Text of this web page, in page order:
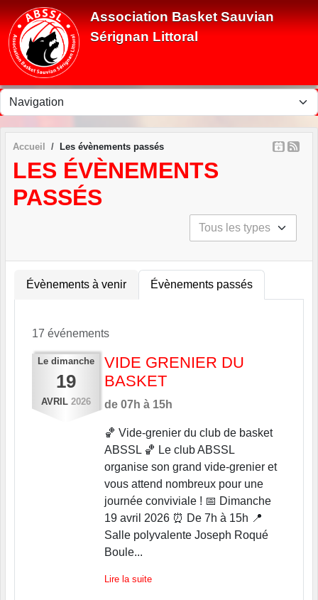
Association Basket Sauvian
Sérignan Littoral
Accueil Les évènements passés
LES ÉVÈNEMENTS
PASSÉS
Évènements à venir Évènements passés
17 événements
Le dimanche
19
AVRIL 2026
VIDE GRENIER DU
BASKET
de 07h à 15h
🏀 Vide-grenier du club de basket
ABSSL 🏀 Le club ABSSL
organise son grand vide-grenier et
vous attend nombreux pour une
journée conviviale ! 📅 Dimanche
19 avril 2026 ⏰ De 7h à 15h 📍
Salle polyvalente Joseph Roqué
Boule...
Lire la suite
Panneau de gestion des cookies